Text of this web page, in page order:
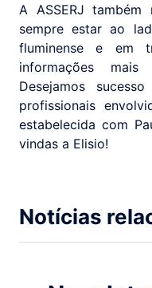
A ASSERJ
sempre estar ao
fluminense e em
informações
Desejamos
profissionais
estabelecida com
vindas a Elisio!
Notícias